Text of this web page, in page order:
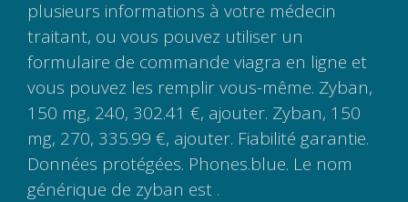
plusieurs informations à votre médecin
traitant, ou vous pouvez utiliser un
formulaire de commande viagra en ligne et
vous pouvez les remplir vous-même. Zyban,
150 mg, 240, 302.41 €, ajouter. Zyban, 150
mg, 270, 335.99 €, ajouter. Fiabilité garantie.
Données protégées. Phones.blue. Le nom
générique de zyban est .